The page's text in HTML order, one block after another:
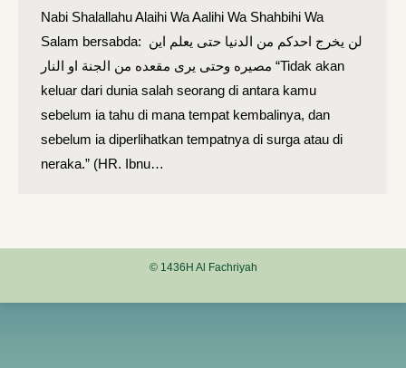
Nabi Shalallahu Alaihi Wa Aalihi Wa Shahbihi Wa
Salam bersabda: لن يخرج احدكم من الدنيا حتى يعلم اين
مصيره وحتى يرى مقعده من الجنة او النار “Tidak akan
keluar dari dunia salah seorang di antara kamu
sebelum ia tahu di mana tempat kembalinya, dan
sebelum ia diperlihatkan tempatnya di surga atau di
neraka.” (HR. Ibnu…
© 1436H Al Fachriyah